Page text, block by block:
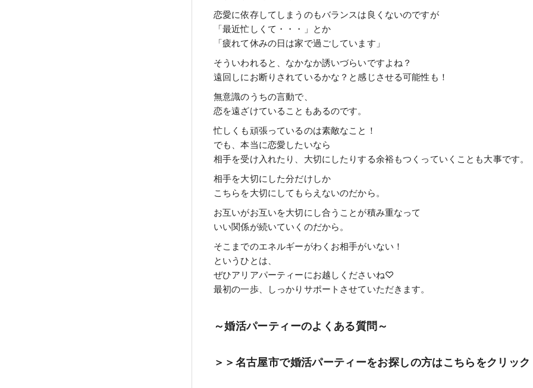
恋愛に依存してしまうのもバランスは良くないのですが
「最近忙しくて・・・」とか
「疲れて休みの日は家で過ごしています」
そういわれると、なかなか誘いづらいですよね？
遠回しにお断りされているかな？と感じさせる可能性も！
無意識のうちの言動で、
恋を遠ざけていることもあるのです。
忙しくも頑張っているのは素敵なこと！
でも、本当に恋愛したいなら
相手を受け入れたり、大切にしたりする余裕もつくっていくことも大事です。
相手を大切にした分だけしか
こちらを大切にしてもらえないのだから。
お互いがお互いを大切にし合うことが積み重なって
いい関係が続いていくのだから。
そこまでのエネルギーがわくお相手がいない！
というひとは、
ぜひアリアパーティーにお越しくださいね♡
最初の一歩、しっかりサポートさせていただきます。
～婚活パーティーのよくある質問～
＞＞名古屋市で婚活パーティーをお探しの方はこちらをクリッ